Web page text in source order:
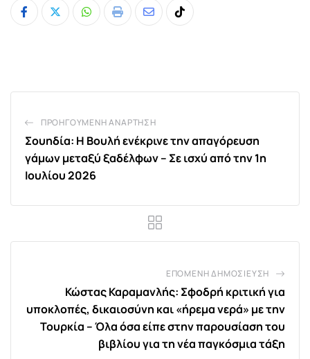
Whatsapp
Print
ShareTiktok
ΠΡΟΗΓΟΎΜΕΝΗ ΑΝΆΡΤΗΣΗ
Σουηδία: Η Βουλή ενέκρινε την απαγόρευση
γάμων μεταξύ ξαδέλφων – Σε ισχύ από την 1η
Ιουλίου 2026
ΕΠΌΜΕΝΗ ΔΗΜΟΣΊΕΥΣΗ
Κώστας Καραμανλής: Σφοδρή κριτική για
υποκλοπές, δικαιοσύνη και «ήρεμα νερά» με την
Τουρκία – Όλα όσα είπε στην παρουσίαση του
βιβλίου για τη νέα παγκόσμια τάξη